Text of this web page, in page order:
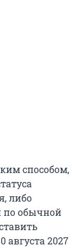
способом,
либо
по обычной
августа 2027